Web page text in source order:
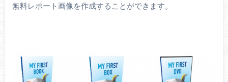
無料レポート画像を作成することができます。